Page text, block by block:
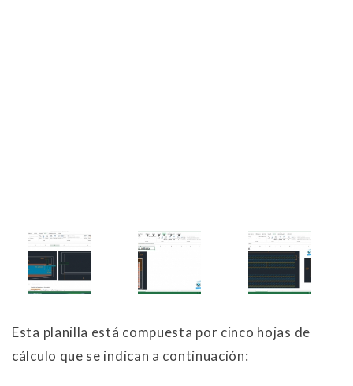
Esta planilla está compuesta por cinco hojas de
cálculo que se indican a continuación: